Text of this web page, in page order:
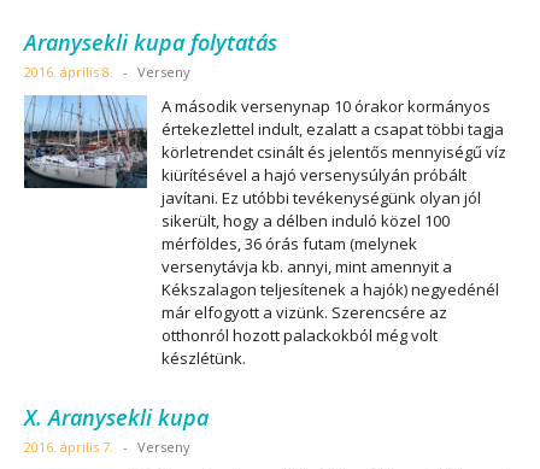
Aranysekli kupa folytatás
2016. április 8. - Verseny
A második versenynap 10 órakor kormányos
értekezlettel indult, ezalatt a csapat többi tagja
körletrendet csinált és jelentős mennyiségű víz
kiürítésével a hajó versenysúlyán próbált
javítani. Ez utóbbi tevékenységünk olyan jól
sikerült, hogy a délben induló közel 100
mérföldes, 36 órás futam (melynek
versenytávja kb. annyi, mint amennyit a
Kékszalagon teljesítenek a hajók) negyedénél
már elfogyott a vizünk. Szerencsére az
otthonról hozott palackokból még volt
készlétünk.
X. Aranysekli kupa
2016. április 7. - Verseny